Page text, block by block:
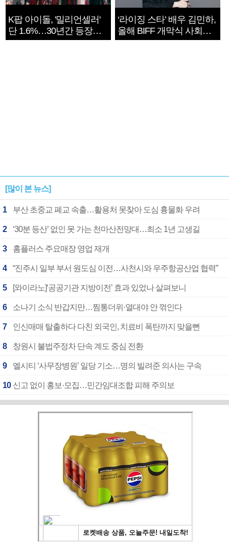
K팝 아이돌, '밀리언셀러'
단 1.6%…30년간 등장
1182개팀 전수조사
‘라이징 스타’ 배우 김민하,
올해 BIFF 개막식 사회자
확정
[많이 본 뉴스]
1 부산 초중교 폐교 속출…활용처 못찾아 도심 흉물화 우려
2 ‘30분 등산’ 없인 못 가는 천마산전망대…최소 1년 고생길
3 홈플러스 주요매장 영업 재개
4 “진주시 일부 부서 원도심 이전…사천시와 우주항공산업 협력”
5 [와이라노]‘공공기관 지방이전’ 효과 있었나 살펴보니
6 소나기 소식 반갑지만…찜통더위·열대야 안 꺾인다
7 인신매매 탈출하다 다친 외국인, 치료비 폭탄까지 맞을뻔
8 창원시 불법주정차 단속 계도 중심 전환
9 엘시티 ‘사무장병원’ 일당 기소…명의 빌려준 의사는 구속
10 신고 없이 홍보·모집…민간임대조합 피해 주의보